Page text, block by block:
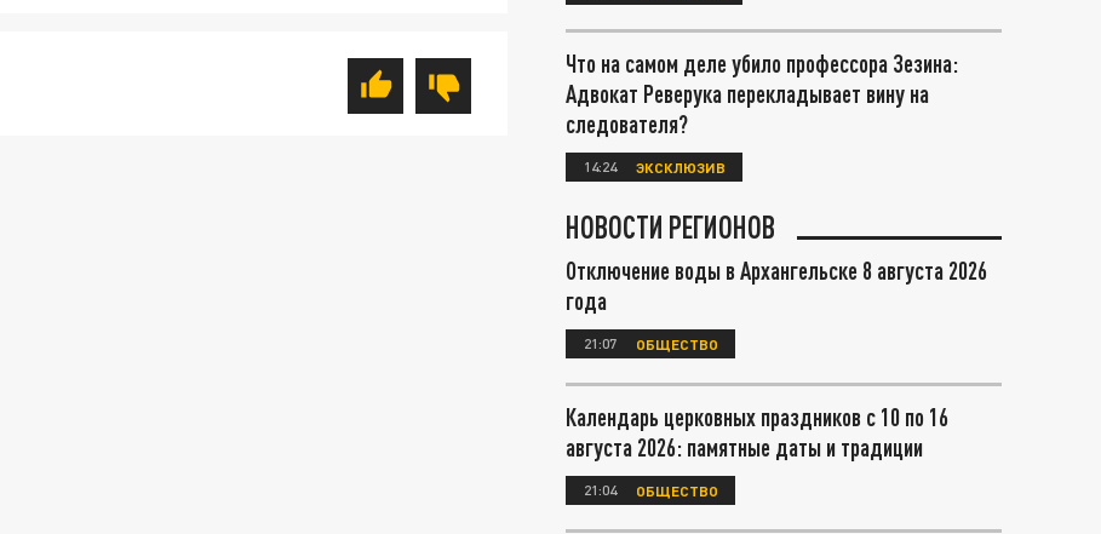
Что на самом деле убило профессора Зезина:
Адвокат Реверука перекладывает вину на
следователя?
14:24 ЭКСКЛЮЗИВ
НОВОСТИ РЕГИОНОВ
Отключение воды в Архангельске 8 августа 2026
года
21:07 ОБЩЕСТВО
Календарь церковных праздников с 10 по 16
августа 2026: памятные даты и традиции
21:04 ОБЩЕСТВО